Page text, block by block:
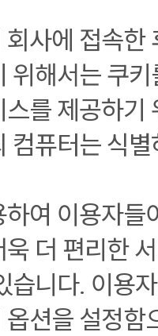
회사에 접속
위해서는 쿠
를 제공하기
컴퓨터는 식
여 이용자들
더 편리한
습니다. 이용
옵션을 설정함